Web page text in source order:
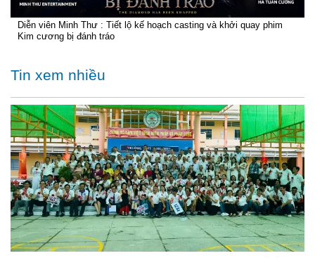
Diễn viên Minh Thư : Tiết lộ kế hoạch casting và khởi quay phim
Kim cương bị đánh tráo
Tin xem nhiều